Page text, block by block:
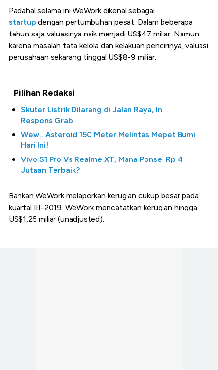
Padahal selama ini WeWork dikenal sebagai
startup dengan pertumbuhan pesat. Dalam beberapa
tahun saja valuasinya naik menjadi US$47 miliar. Namun
karena masalah tata kelola dan kelakuan pendirinya, valuasi
perusahaan sekarang tinggal US$8-9 miliar.
Pilihan Redaksi
Skuter Listrik Dilarang di Jalan Raya, Ini
Respons Grab
Wew.. Asteroid 150 Meter Melintas Mepet Bumi
Hari Ini!
Vivo S1 Pro Vs Realme XT, Mana Ponsel Rp 4
Jutaan Terbaik?
Bahkan WeWork melaporkan kerugian cukup besar pada
kuartal III-2019. WeWork mencatatkan kerugian hingga
US$1,25 miliar (unadjusted).